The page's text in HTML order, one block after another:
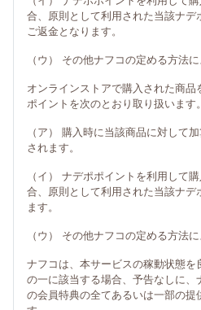
合、原則として利用された当該ナ
ご返金となります。
（ウ） その他ナフコの定める方法
オンラインストアで購入された商
ポイントを次のとおり取り扱います。
（ア） 購入時に当該商品に対して
されます。
（イ） ナデポポイントを利用して
合、原則として利用された当該ナデ
ます。
（ウ） その他ナフコの定める方法
ナフコは、本サービスの稼動状態
の一に該当する場合、予告なしに
の会員特典の全てあるいは一部の提